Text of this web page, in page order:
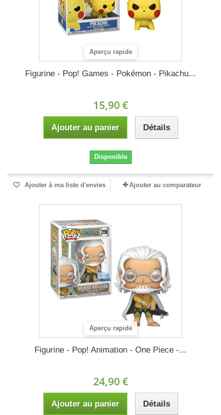
Aperçu rapide
Figurine - Pop! Games - Pokémon - Pikachu...
15,90 €
Ajouter au panier Détails
Disponible
Ajouter à ma liste d'envies Ajouter au comparateur
Aperçu rapide
Figurine - Pop! Animation - One Piece -...
24,90 €
Ajouter au panier Détails